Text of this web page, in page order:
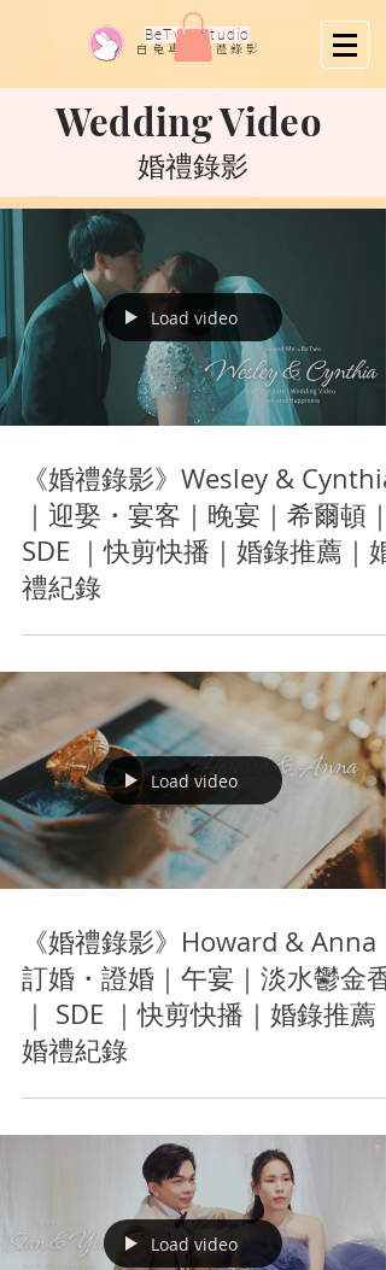
​BeTwo Studio
​白 兔 專 業 婚 禮 錄 影
Wedding Video
​婚禮錄影
Load video
《婚禮錄影》Wesley & Cynthia
｜迎娶・宴客｜晚宴｜希爾頓｜
SDE ｜快剪快播｜婚錄推薦｜婚
禮紀錄
Load video
《婚禮錄影》Howard & Anna｜
訂婚・證婚｜午宴｜淡水鬱金香
｜ SDE ｜快剪快播｜婚錄推薦｜
婚禮紀錄
Load video